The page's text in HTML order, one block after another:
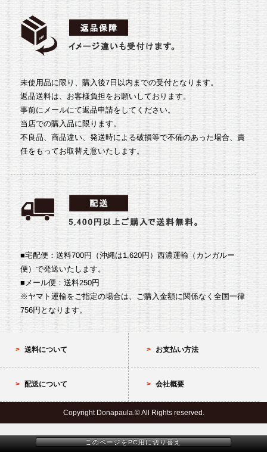
未使用品に限り、購入後7日以内までの受付となります。
返品送料は、お客様負担をお願いしております。
事前にメールにて返品申請をしてください。
当店での購入品に限ります。
不良品、商品違い、発送時による破損等で不備のあった場合、責
任をもってお取替え意いたします。
■宅配便：送料700円（沖縄は1,620円）西濃運輸（カンガルー
便）で発送いたします。
■メール便：送料250円
※ヤマト運輸をご指定の場合は、ご購入金額に関係なく全国一律
756円となります。
送料について お支払い方法
配送について 会社概要
Copyright Donapaula.© All Rights reserved.
このページをPC用に切り替え